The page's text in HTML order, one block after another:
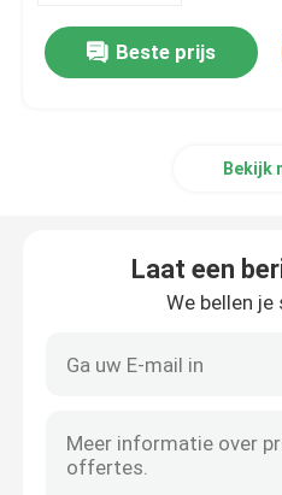
Beste prijs
Bekijk
Laat een
We bellen je